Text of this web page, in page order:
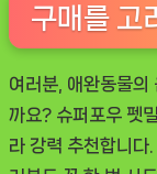
구매를 고
여러분, 애완동물의
까요? 슈퍼포우 펫
라 강력 추천합니다